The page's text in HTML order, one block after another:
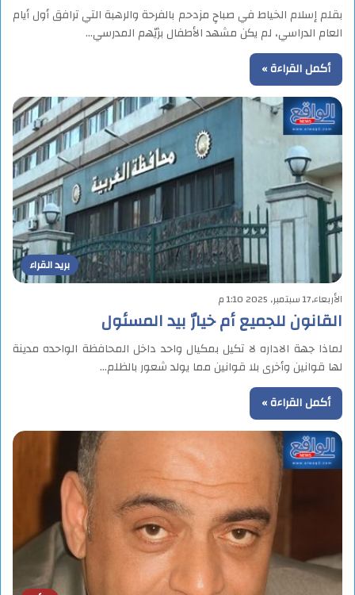
بقلم إسلام الخياط في صباحٍ مزدحم بالفرحة والرهبة التي ترافق أول أيام
العام الدراسي، لم يكن مشهد الأطفال بزيّهم المدرسي…
أكمل القراءة »
بريد القراء
الأربعاء,17 سبتمبر, 2025 1:10 م
القانون للجميع أم خيارٌ بيد المسئول
لماذا جهة الاداره لا تكيل بمكيال واحد داخل المحافظة الواحده مدينة
لها قوانين وأخرى بلا قوانين مما يولد شعور بالظلم…
أكمل القراءة »